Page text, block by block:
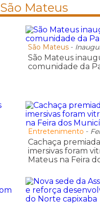
São Mateus
São Mateus -
São Mateus
comunidade da
Entretenimento -
Cachaça
imersivas foram
Mateus na Feira